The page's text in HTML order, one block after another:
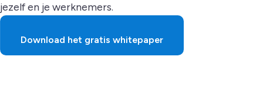
jezelf en je werknemers.
Download het gratis whitepaper